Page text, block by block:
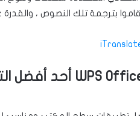
بترجمة تلك النصوص ،
iTranslate